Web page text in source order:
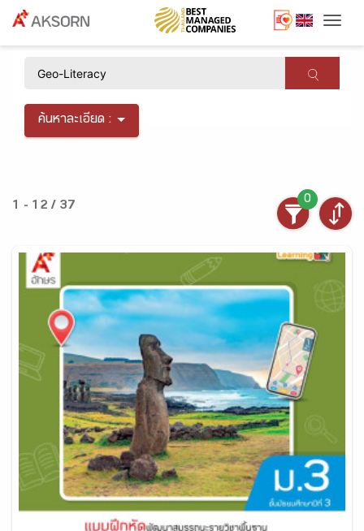
ค้นหาละเอียด :
1 - 12 / 37
0